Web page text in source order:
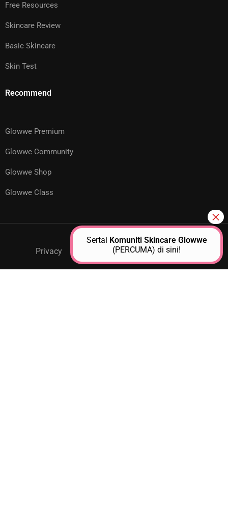
Free Resources
Skincare Review
Basic Skincare
Skin Test
Recommend
Glowwe Premium
Glowwe Community
Glowwe Shop
Glowwe Class
Privacy GPM Support About Us Contact
Sertai Komuniti Skincare Glowwe
(PERCUMA) di sini!